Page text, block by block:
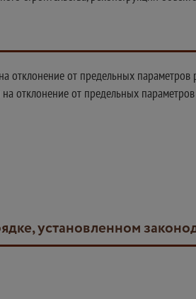
от предельных параметров
отклонение от предельных
установленном